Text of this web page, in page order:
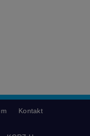
Kontakt